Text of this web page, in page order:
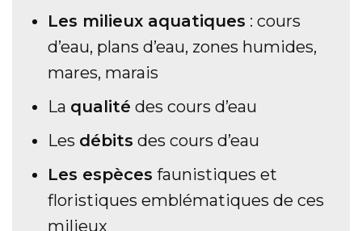
Les milieux aquatiques : cours
d’eau, plans d’eau, zones humides,
mares, marais
La qualité des cours d’eau
Les débits des cours d’eau
Les espèces faunistiques et
floristiques emblématiques de ces
milieux